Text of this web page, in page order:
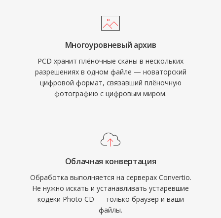
Многоуровневый архив
PCD хранит плёночные сканы в нескольких
разрешениях в одном файле — новаторский
цифровой формат, связавший плёночную
фотографию с цифровым миром.
Облачная конвертация
Обработка выполняется на серверах Convertio.
Не нужно искать и устанавливать устаревшие
кодеки Photo CD — только браузер и ваши
файлы.